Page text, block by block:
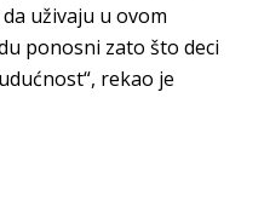
uživaju u ovom
ponosni zato što deci
rekao je